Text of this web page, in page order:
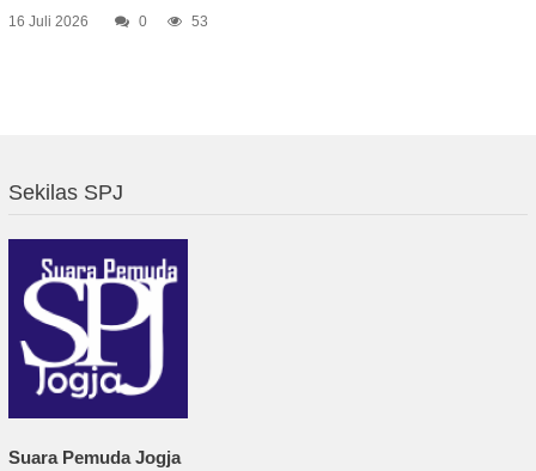
16 Juli 2026 0 53
Sekilas SPJ
Suara Pemuda Jogja